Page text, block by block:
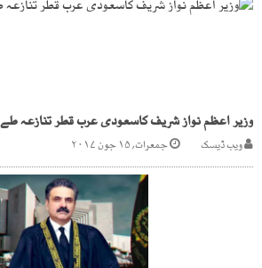
وزیر اعظم نواز شریف کاسعودی عرب قطر تنازعہ طے
ویب ڈیسک جمعرات, ۱۵ جون ۲۰۱۷